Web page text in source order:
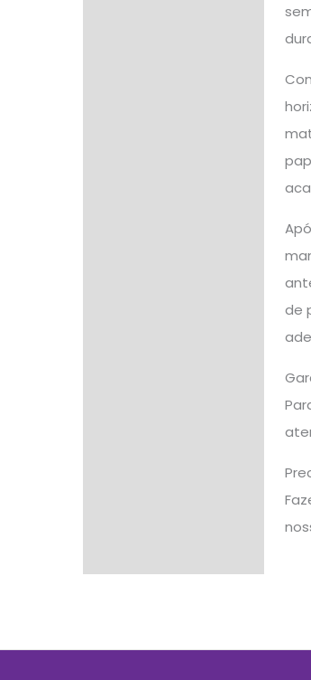
de